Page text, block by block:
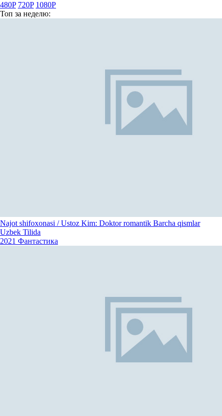
480P 720P 1080P
Топ за неделю:
Najot shifoxonasi / Ustoz Kim: Doktor romantik Barcha qismlar
Uzbek Tilida
2021 Фантастика